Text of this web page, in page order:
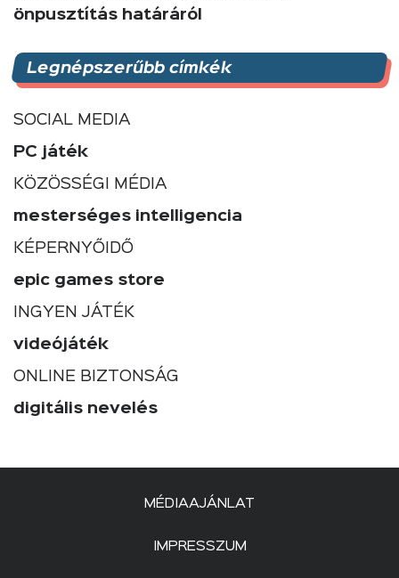
önpusztítás határáról
Legnépszerűbb címkék
SOCIAL MEDIA
PC játék
KÖZÖSSÉGI MÉDIA
mesterséges intelligencia
KÉPERNYŐIDŐ
epic games store
INGYEN JÁTÉK
videójáték
ONLINE BIZTONSÁG
digitális nevelés
MÉDIAAJÁNLAT
IMPRESSZUM